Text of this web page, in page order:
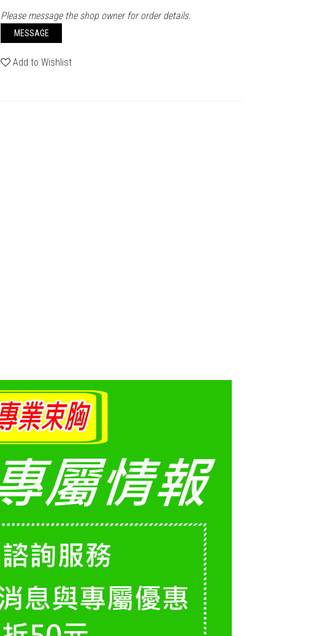
Please message the shop owner for order details.
MESSAGE
Add to Wishlist